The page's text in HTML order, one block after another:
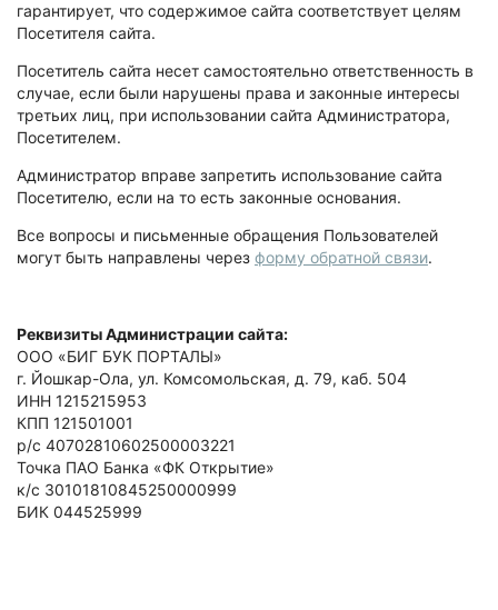
гарантирует, что содержимое сайта соответствует целям
Посетителя сайта.
Посетитель сайта несет самостоятельно ответственность в
случае, если были нарушены права и законные интересы
третьих лиц, при использовании сайта Администратора,
Посетителем.
Администратор вправе запретить использование сайта
Посетителю, если на то есть законные основания.
Все вопросы и письменные обращения Пользователей
могут быть направлены через форму обратной связи.
Реквизиты Администрации сайта:
ООО «БИГ БУК ПОРТАЛЫ»
г. Йошкар-Ола, ул. Комсомольская, д. 79, каб. 504
ИНН 1215215953
КПП 121501001
р/с 40702810602500003221
Точка ПАО Банка «ФК Открытие»
к/с 30101810845250000999
БИК 044525999